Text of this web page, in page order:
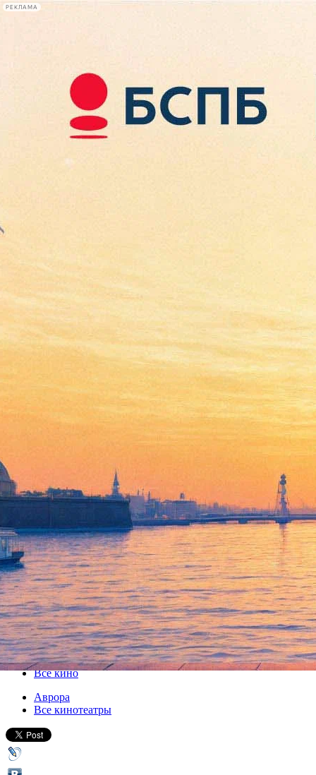
РЕКЛАМА
Сегодня:
2026.08.10
08:43
Афиша Plus
В «Авроре» покажут новое
китайское кино
28 февраля 2019, четверг-03 марта 2019, воскресенье
Версия для печати
Все кино
Аврора
Все кинотеатры